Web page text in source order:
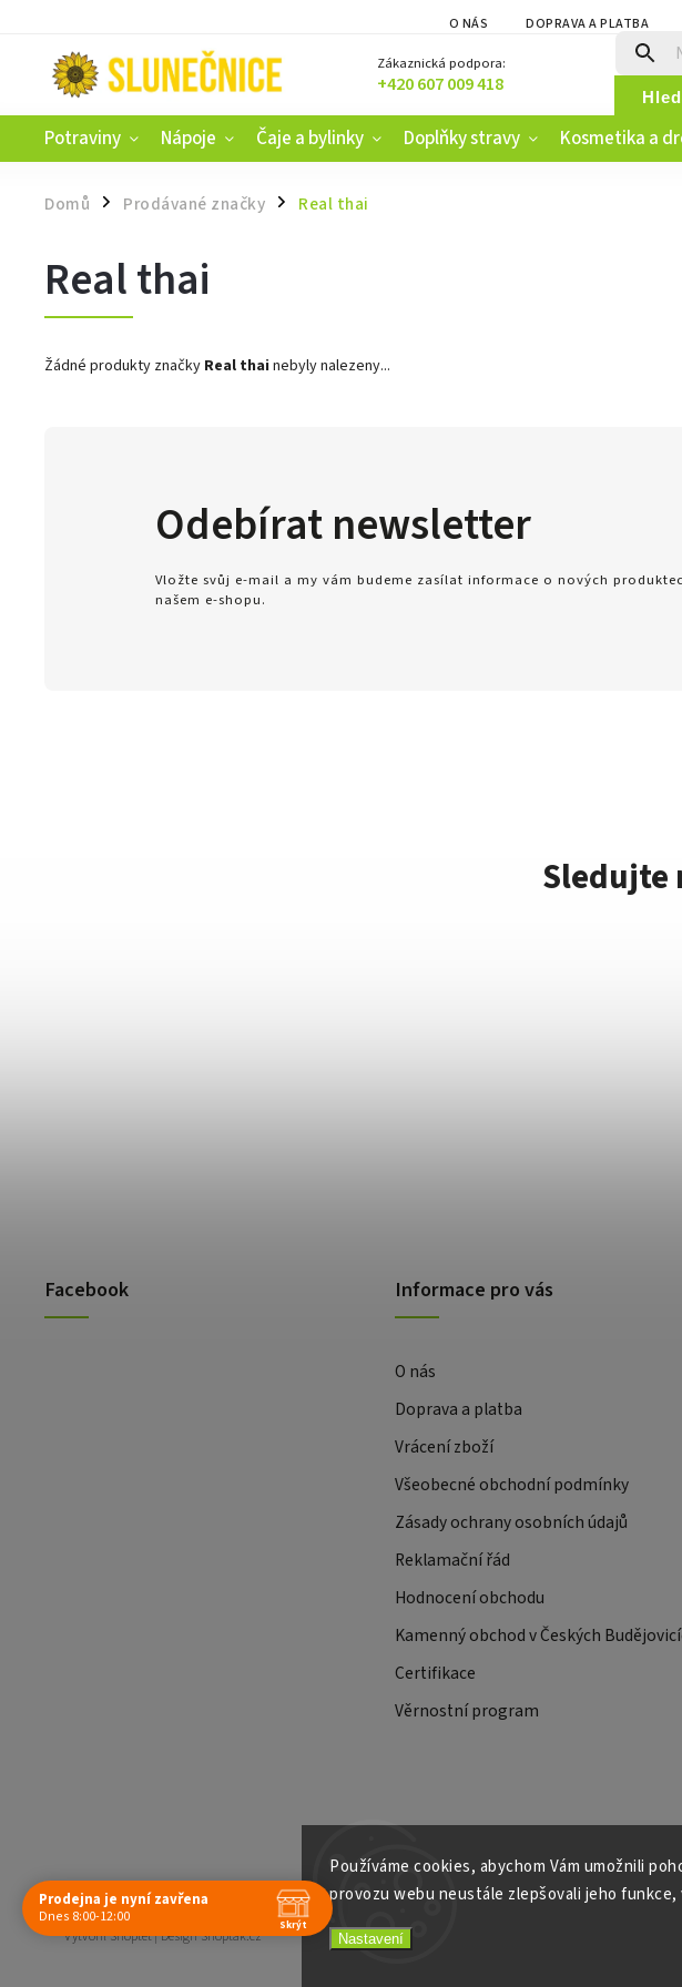
Používáme cookies, abychom Vám umožnili
provozu webu neustále zlepšovali jeho
Nastavení
O NÁS DOPRAVA A PLATBA
Zákaznická podpora:
+420 607 009 418
Potraviny Nápoje Čaje a bylinky Doplňky stravy Kosmetika a
Domů / Prodávané značky / Real thai
Real thai
Žádné produkty značky Real thai nebyly nalezeny...
Sledujte
Odebírat newsletter
Vložte svůj e-mail a my vám budeme zasílat informace o nových
našem e-shopu.
Facebook Informace pro vás
O nás
Doprava a platba
Vrácení zboží
Všeobecné obchodní podmínky
Zásady ochrany osobních údajů
Reklamační řád
Hodnocení obchodu
Kamenný obchod v Českých
Certifikace
Věrnostní program
Copyright 2026 . Všechna práva vyhrazena.
VytvořilShoptet| DesignShoptak.cz
Prodejna je nyní zavřena
Dnes 8:00-12:00 Skrýt